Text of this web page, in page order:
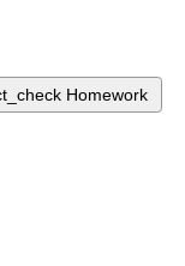
Homework